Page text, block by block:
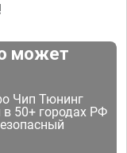
может
Чип Тюнинг
50+ городах РФ